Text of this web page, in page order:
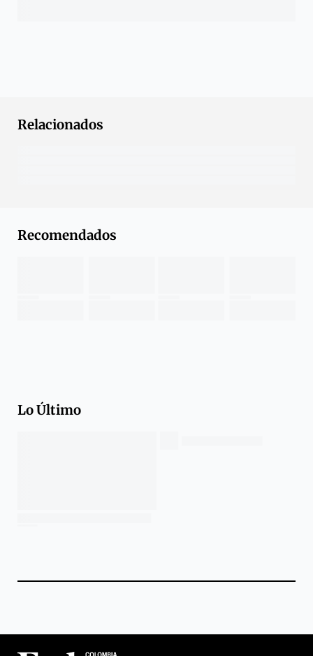
Relacionados
Recomendados
Lo Último